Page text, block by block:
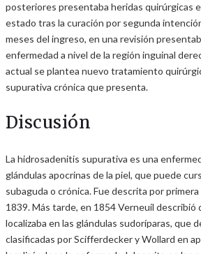
posteriores presentaba heridas quirúrgicas
estado tras la curación por segunda
meses del ingreso, en una revisión
enfermedad a nivel de la región inguinal
actual se plantea nuevo tratamiento
supurativa crónica que presenta.
Discusión
La hidrosadenitis supurativa es una
glándulas apocrinas de la piel, que puede
subaguda o crónica. Fue descrita por
1839. Más tarde, en 1854 Verneuil describió
localizaba en las glándulas sudoríparas, que
clasificadas por Scifferdecker y Wollard en